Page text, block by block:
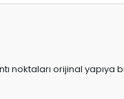
noktaları orijinal yapıya